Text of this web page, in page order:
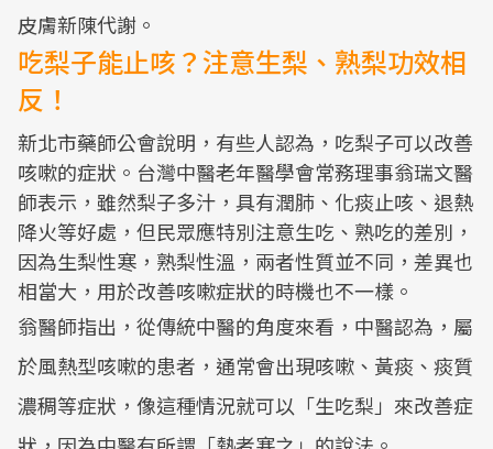
皮膚新陳代謝。
吃梨子能止咳？注意生梨、熟梨功效相
反！
新北市藥師公會說明，有些人認為，吃梨子可以改善
咳嗽的症狀。台灣中醫老年醫學會常務理事翁瑞文醫
師表示，雖然梨子多汁，具有潤肺、化痰止咳、退熱
降火等好處，但民眾應特別注意生吃、熟吃的差別，
因為生梨性寒，熟梨性溫，兩者性質並不同，差異也
相當大，用於改善咳嗽症狀的時機也不一樣。
翁醫師指出，從傳統中醫的角度來看，中醫認為，屬
於風熱型咳嗽的患者，通常會出現咳嗽、黃痰、痰質
濃稠等症狀，像這種情況就可以「生吃梨」來改善症